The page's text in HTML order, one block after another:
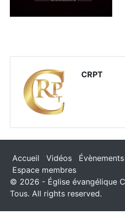
CRPT
Accueil Vidéos Évènements
Espace membres
© 2026 - Église évangélique
Tous. All rights reserved.